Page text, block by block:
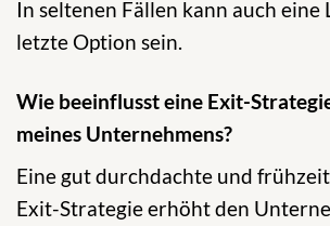
In seltenen Fällen kann auch
letzte Option sein.
Wie beeinflusst eine Exit-
meines Unternehmens?
Eine gut durchdachte und
Exit-Strategie erhöht den